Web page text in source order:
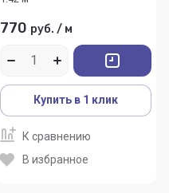
770 руб. / м
Купить в 1 клик
К сравнению
В избранное